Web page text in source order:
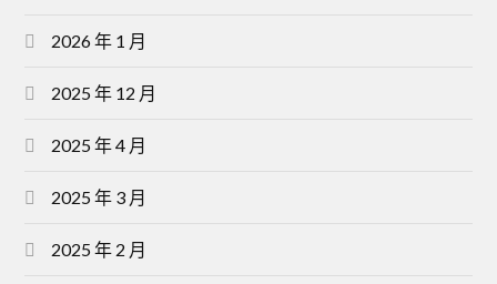
2026 年 1 月
2025 年 12 月
2025 年 4 月
2025 年 3 月
2025 年 2 月